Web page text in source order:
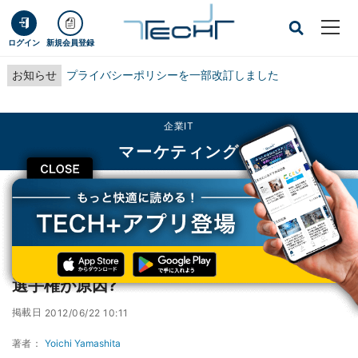
ログイン 新規会員登録
お知らせ プライバシーポリシーを一部改訂しました
CLOSE
企業IT
マーケティング
TECH+ 企業IT
マーケティング
Twitterに大規模サービス障害 - サッカー欧州選手権が原因?
Twitterに大規模サービス障害 - サッカー欧州
選手権が原因?
掲載日 2012/06/22 10:11
著者： Yoichi Yamashita